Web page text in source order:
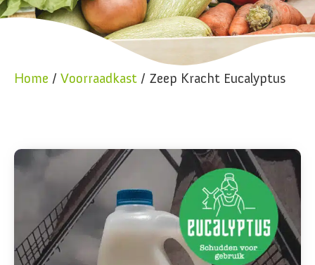
Home / Voorraadkast / Zeep Kracht Eucalyptus